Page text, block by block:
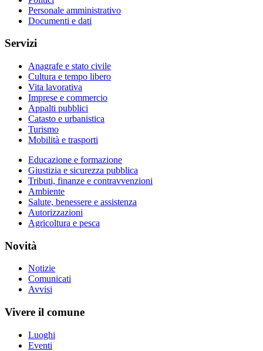
Personale amministrativo
Documenti e dati
Servizi
Anagrafe e stato civile
Cultura e tempo libero
Vita lavorativa
Imprese e commercio
Appalti pubblici
Catasto e urbanistica
Turismo
Mobilità e trasporti
Educazione e formazione
Giustizia e sicurezza pubblica
Tributi, finanze e contravvenzioni
Ambiente
Salute, benessere e assistenza
Autorizzazioni
Agricoltura e pesca
Novità
Notizie
Comunicati
Avvisi
Vivere il comune
Luoghi
Eventi